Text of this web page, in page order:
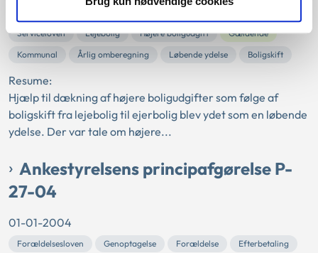
Serviceloven Lejebolig Højere boligudgift
Gældende
Kommunal
Årlig omberegning Løbende ydelse Boligskift
Resume:
Hjælp til dækning af højere boligudgifter som følge af
boligskift fra lejebolig til ejerbolig blev ydet som en løbende
ydelse. Der var tale om højere...
Ankestyrelsens principafgørelse P-
27-04
01-01-2004
Forældelsesloven Genoptagelse Forældelse
Efterbetaling